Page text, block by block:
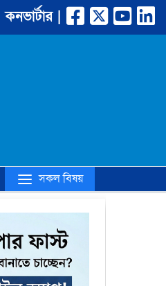
কনভার্টার |
সকল বিষয়